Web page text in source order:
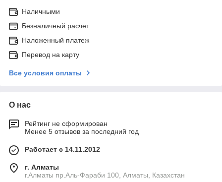
Наличными
Безналичный расчет
Наложенный платеж
Перевод на карту
Все условия оплаты
О нас
Рейтинг не сформирован
Менее 5 отзывов за последний год
Работает с 14.11.2012
г. Алматы
г.Алматы пр.Аль-Фараби 100, Алматы, Казахстан